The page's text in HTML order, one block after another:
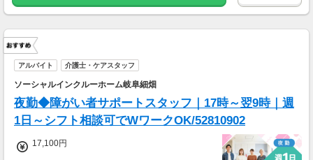
アルバイト 介護士・ケアスタッフ
ソーシャルインクルーホーム岐阜細畑
夜勤◆障がい者サポートスタッフ｜17時～翌9時｜週
1日～シフト相談可でWワークOK/52810902
17,100円